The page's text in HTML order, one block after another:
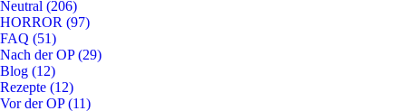
Neutral (206)
HORROR (97)
FAQ (51)
Nach der OP(29)
Blog (12)
Rezepte (12)
Vor der OP(11)